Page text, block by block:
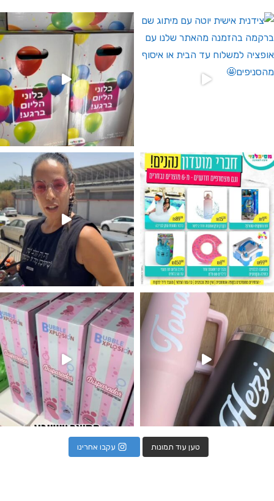
לחברי מועדון ומצטרפים חדשים🤍
מין העובר רק במסיבלנד !! קיים
מטף לגילוי מין העובר חזר למלא
טען עוד תמונות עקבו אחרינו